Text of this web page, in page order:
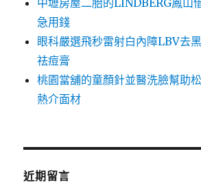
中壢房屋二胎的LINDBERG鳳山
急用錢
眼科嚴選飛秒雷射白內障LBV去
祛痘膏
桃園當舖的童顏針並醫洗臉幫助
熱介面材
近期留言